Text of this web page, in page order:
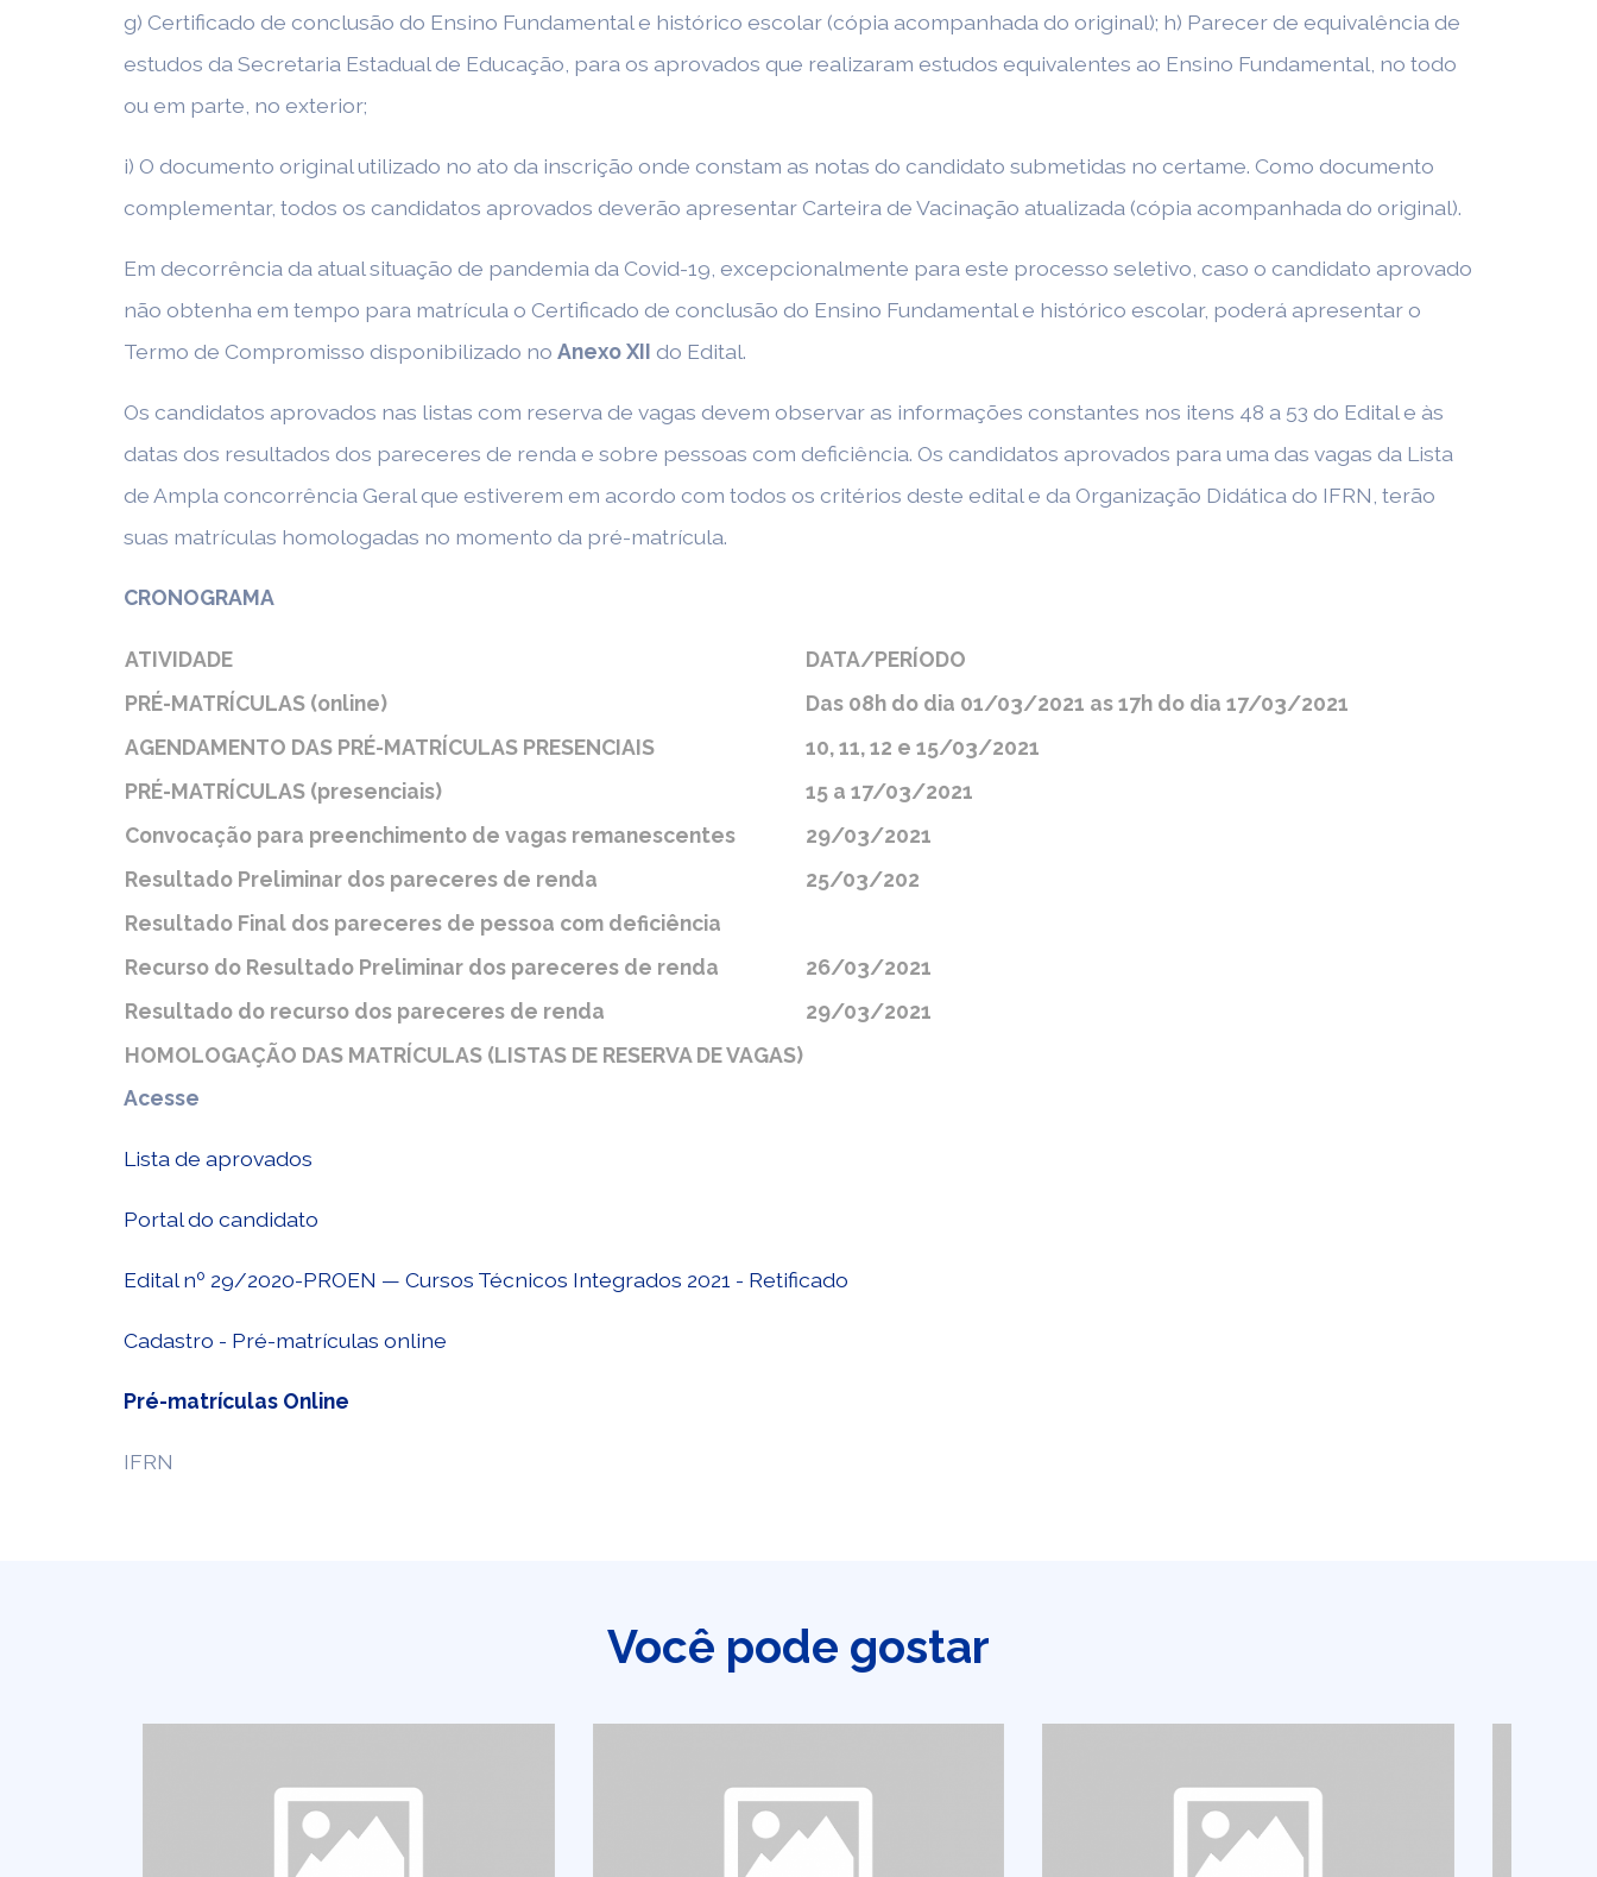
g) Certificado de conclusão do Ensino Fundamental e histórico escolar (cópia acompanhada do original); h) Parecer de equivalência de
estudos da Secretaria Estadual de Educação, para os aprovados que realizaram estudos equivalentes ao Ensino Fundamental, no todo
ou em parte, no exterior;
i) O documento original utilizado no ato da inscrição onde constam as notas do candidato submetidas no certame. Como documento
complementar, todos os candidatos aprovados deverão apresentar Carteira de Vacinação atualizada (cópia acompanhada do original).
Em decorrência da atual situação de pandemia da Covid-19, excepcionalmente para este processo seletivo, caso o candidato aprovado
não obtenha em tempo para matrícula o Certificado de conclusão do Ensino Fundamental e histórico escolar, poderá apresentar o
Termo de Compromisso disponibilizado no Anexo XII do Edital.
Os candidatos aprovados nas listas com reserva de vagas devem observar as informações constantes nos itens 48 a 53 do Edital e às
datas dos resultados dos pareceres de renda e sobre pessoas com deficiência. Os candidatos aprovados para uma das vagas da Lista
de Ampla concorrência Geral que estiverem em acordo com todos os critérios deste edital e da Organização Didática do IFRN, terão
suas matrículas homologadas no momento da pré-matrícula.
CRONOGRAMA
ATIVIDADE
DATA/PERÍODO
PRÉ-MATRÍCULAS (online)
Das 08h do dia 01/03/2021 as 17h do dia 17/03/2021
AGENDAMENTO DAS PRÉ-MATRÍCULAS PRESENCIAIS
10, 11, 12 e 15/03/2021
PRÉ-MATRÍCULAS (presenciais)
15 a 17/03/2021
Convocação para preenchimento de vagas remanescentes
29/03/2021
Resultado Preliminar dos pareceres de renda
25/03/202
Resultado Final dos pareceres de pessoa com deficiência
Recurso do Resultado Preliminar dos pareceres de renda
26/03/2021
Resultado do recurso dos pareceres de renda
29/03/2021
HOMOLOGAÇÃO DAS MATRÍCULAS (LISTAS DE RESERVA DE VAGAS)
Acesse
Lista de aprovados
Portal do candidato
Edital nº 29/2020-PROEN — Cursos Técnicos Integrados 2021 - Retificado
Cadastro - Pré-matrículas online
Pré-matrículas Online
IFRN
Você pode gostar